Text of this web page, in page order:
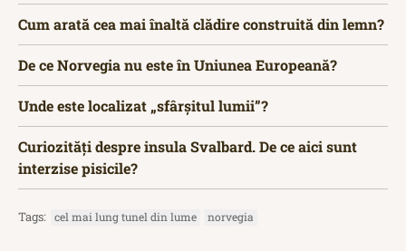
Cum arată cea mai înaltă clădire construită din lemn?
De ce Norvegia nu este în Uniunea Europeană?
Unde este localizat „sfârșitul lumii”?
Curiozități despre insula Svalbard. De ce aici sunt
interzise pisicile?
Tags: cel mai lung tunel din lume norvegia